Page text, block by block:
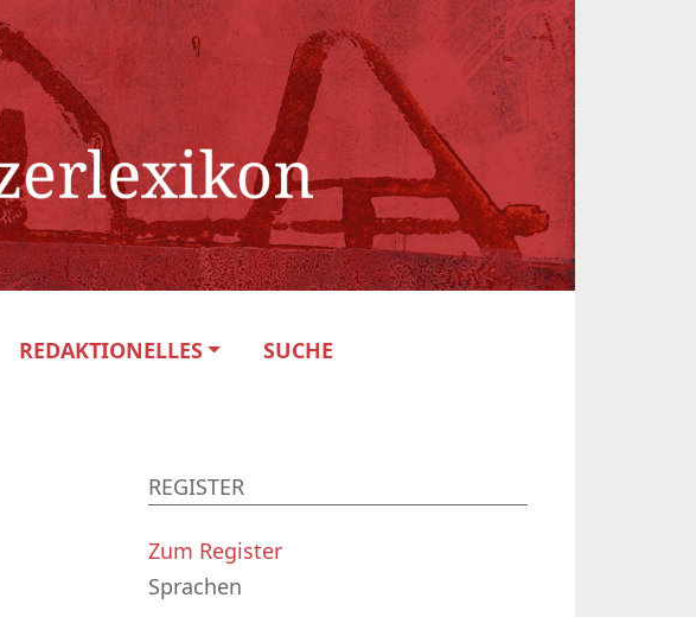
REDAKTIONELLES SUCHE
REGISTER
Zum Register
Sprachen